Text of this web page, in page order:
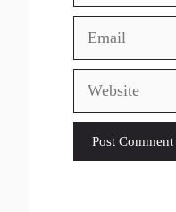
Email
Website